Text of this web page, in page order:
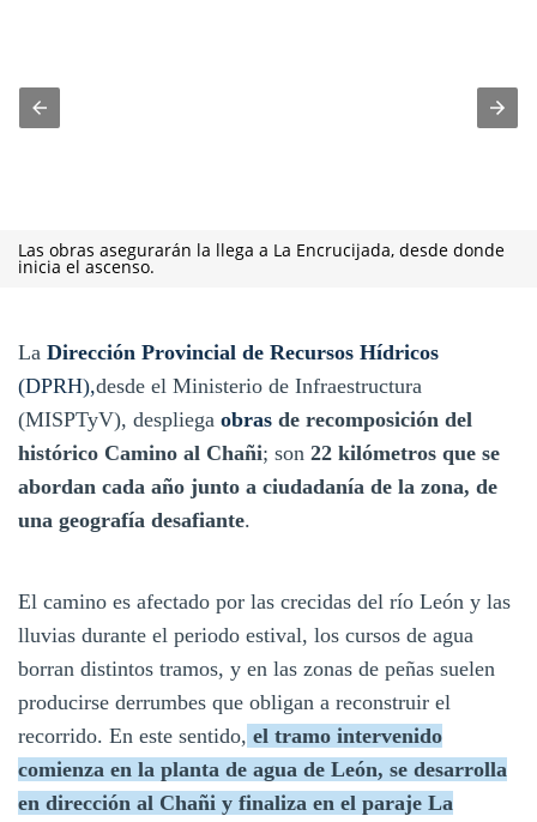
Las obras asegurarán la llega a La Encrucijada, desde donde
inicia el ascenso.
La Dirección Provincial de Recursos Hídricos
(DPRH),desde el Ministerio de Infraestructura
(MISPTyV), despliega obras de recomposición del
histórico Camino al Chañi; son 22 kilómetros que se
abordan cada año junto a ciudadanía de la zona, de
una geografía desafiante.
El camino es afectado por las crecidas del río León y las
lluvias durante el periodo estival, los cursos de agua
borran distintos tramos, y en las zonas de peñas suelen
producirse derrumbes que obligan a reconstruir el
recorrido. En este sentido, el tramo intervenido
comienza en la planta de agua de León, se desarrolla
en dirección al Chañi y finaliza en el paraje La